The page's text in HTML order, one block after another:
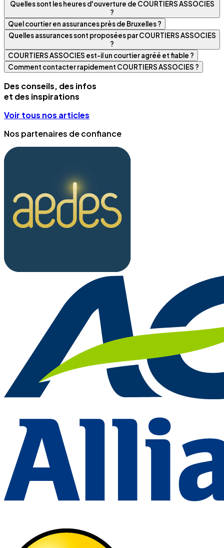
Quelles sont les heures d'ouverture de COURTIERS ASSOCIES
?
Quel courtier en assurances près de Bruxelles ?
Quelles assurances sont proposées par COURTIERS ASSOCIES
?
COURTIERS ASSOCIES est-il un courtier agréé et fiable ?
Comment contacter rapidement COURTIERS ASSOCIES ?
Des conseils, des infos
et des inspirations
Voir tous nos articles
Nos partenaires de confiance